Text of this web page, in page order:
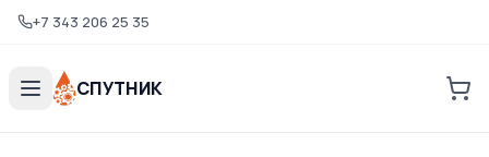
+7 343 206 25 35
СПУТНИК